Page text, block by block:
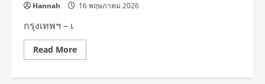
Hannah 16 พฤษภาคม 2026
กรุงเทพฯ – เ
Read MoreRead
more